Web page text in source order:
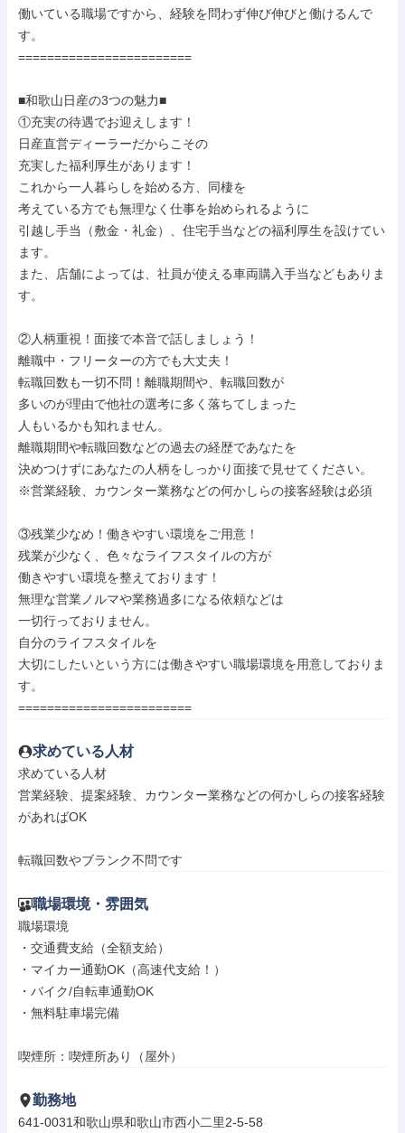
働いている職場ですから、経験を問わず伸び伸びと働けるんで
す。
========================
■和歌山日産の3つの魅力■
①充実の待遇でお迎えします！
日産直営ディーラーだからこその
充実した福利厚生があります！
これから一人暮らしを始める方、同棲を
考えている方でも無理なく仕事を始められるように
引越し手当（敷金・礼金）、住宅手当などの福利厚生を設けてい
ます。
また、店舗によっては、社員が使える車両購入手当などもありま
す。
②人柄重視！面接で本音で話しましょう！
離職中・フリーターの方でも大丈夫！
転職回数も一切不問！離職期間や、転職回数が
多いのが理由で他社の選考に多く落ちてしまった
人もいるかも知れません。
離職期間や転職回数などの過去の経歴であなたを
決めつけずにあなたの人柄をしっかり面接で見せてください。
※営業経験、カウンター業務などの何かしらの接客経験は必須
③残業少なめ！働きやすい環境をご用意！
残業が少なく、色々なライフスタイルの方が
働きやすい環境を整えております！
無理な営業ノルマや業務過多になる依頼などは
一切行っておりません。
自分のライフスタイルを
大切にしたいという方には働きやすい職場環境を用意しておりま
す。
========================
求めている人材
求めている人材
営業経験、提案経験、カウンター業務などの何かしらの接客経験
があればOK
転職回数やブランク不問です
職場環境・雰囲気
職場環境
・交通費支給（全額支給）
・マイカー通勤OK（高速代支給！）
・バイク/自転車通勤OK
・無料駐車場完備
喫煙所：喫煙所あり（屋外）
勤務地
641-0031和歌山県和歌山市西小二里2-5-58